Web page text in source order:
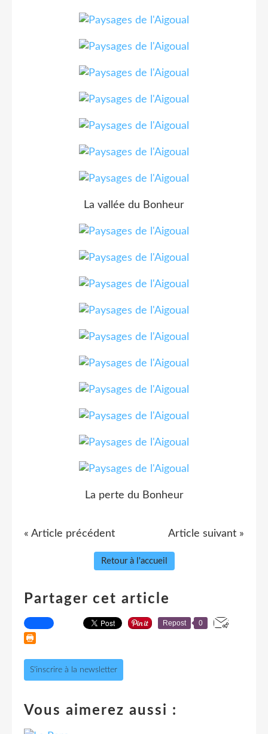
La vallée du Bonheur
La perte du Bonheur
« Article précédent Article suivant »
Retour à l'accueil
Partager cet article
Repost 0
S'inscrire à la newsletter
Vous aimerez aussi :